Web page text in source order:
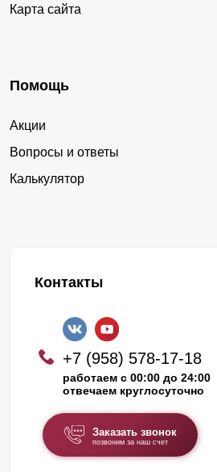
Карта сайта
Помощь
Акции
Вопросы и ответы
Калькулятор
Контакты
+7 (958) 578-17-18
работаем с 00:00 до 24:00
отвечаем круглосуточно
Заказать звонок
позвоним за наш счет